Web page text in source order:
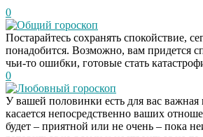
0
Общий гороскоп
Постарайтесь сохранять спокойствие,
понадобится. Возможно, вам придется
чьи-то ошибки, готовые стать
0
Любовный гороскоп
У вашей половинки есть для вас важная
касается непосредственно ваших
будет – приятной или не очень – пока